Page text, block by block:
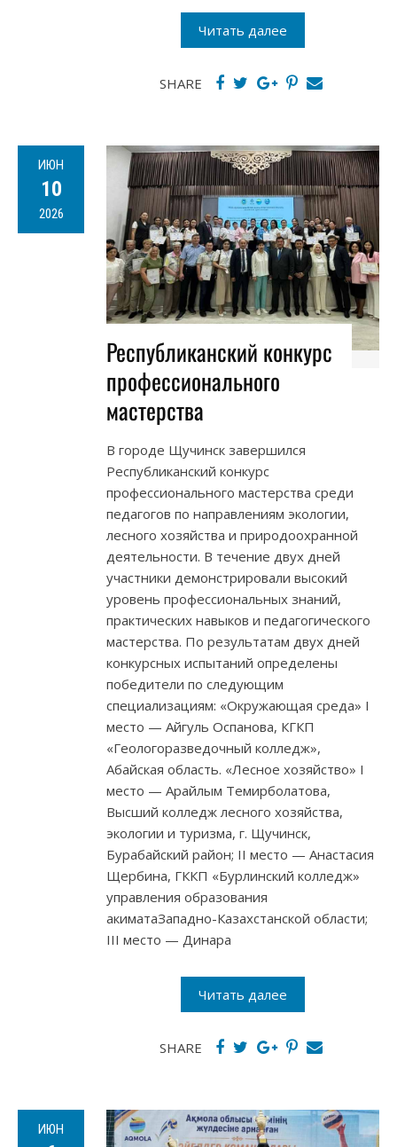
Читать далее
SHARE
ИЮН
10
2026
Республиканский конкурс
профессионального
мастерства
В городе Щучинск завершился
Республиканский конкурс
профессионального мастерства среди
педагогов по направлениям экологии,
лесного хозяйства и природоохранной
деятельности. В течение двух дней
участники демонстрировали высокий
уровень профессиональных знаний,
практических навыков и педагогического
мастерства. По результатам двух дней
конкурсных испытаний определены
победители по следующим
специализациям: «Окружающая среда» I
место — Айгуль Оспанова, КГКП
«Геологоразведочный колледж»,
Абайская область. «Лесное хозяйство» I
место — Арайлым Темирболатова,
Высший колледж лесного хозяйства,
экологии и туризма, г. Щучинск,
Бурабайский район; II место — Анастасия
Щербина, ГККП «Бурлинский колледж»
управления образования
акиматаЗападно-Казахстанской области;
III место — Динара
Читать далее
SHARE
ИЮН